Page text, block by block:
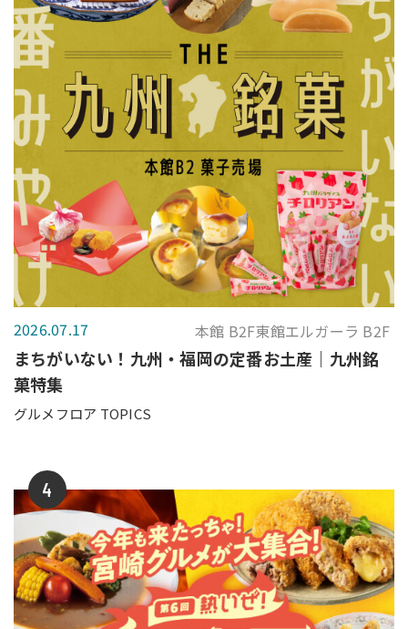
2026.07.17 本館 B2F東館エルガーラ B2F
まちがいない！九州・福岡の定番お土産｜九州銘
菓特集
グルメフロア TOPICS
4